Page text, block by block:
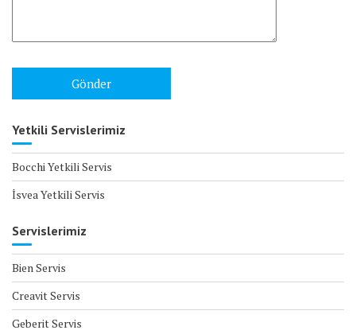
Yetkili Servislerimiz
Bocchi Yetkili Servis
İsvea Yetkili Servis
Servislerimiz
Bien Servis
Creavit Servis
Geberit Servis